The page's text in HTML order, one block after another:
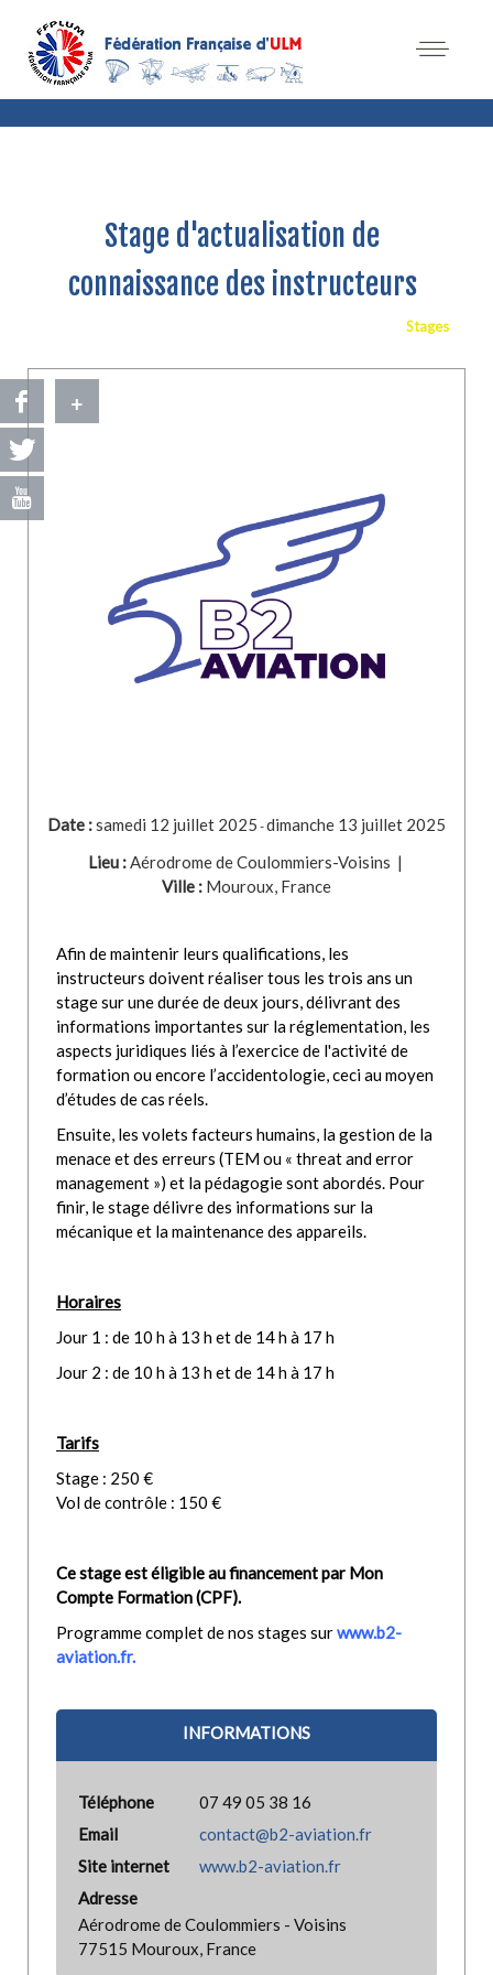
Stage d'actualisation de
connaissance des instructeurs
Stages
Date :samedi 12 juillet 2025 -dimanche 13 juillet 2025
Lieu :Aérodrome de Coulommiers-Voisins |
Ville : Mouroux, France
Afin de maintenir leurs qualifications, les
instructeurs doivent réaliser tous les trois ans un
stage sur une durée de deux jours, délivrant des
informations importantes sur la réglementation, les
aspects juridiques liés à l’exercice de l'activité de
formation ou encore l’accidentologie, ceci au moyen
d’études de cas réels.
Ensuite, les volets facteurs humains, la gestion de la
menace et des erreurs (TEM ou « threat and error
management ») et la pédagogie sont abordés. Pour
finir, le stage délivre des informations sur la
mécanique et la maintenance des appareils.
Horaires
Jour 1 : de 10 h à 13 h et de 14 h à 17 h
Jour 2 : de 10 h à 13 h et de 14 h à 17 h
Tarifs
Stage : 250 €
Vol de contrôle : 150 €
Ce stage est éligible au financement par Mon
Compte Formation (CPF).
Programme complet de nos stages surwww.b2-
aviation.fr.
INFORMATIONS
Téléphone
07 49 05 38 16
Email
contact@b2-aviation.fr
Site internet
www.b2-aviation.fr
Adresse
Aérodrome de Coulommiers - Voisins
77515 Mouroux, France
+